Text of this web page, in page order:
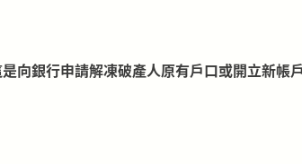
向銀行申請解凍破產人原有戶口或開立新帳